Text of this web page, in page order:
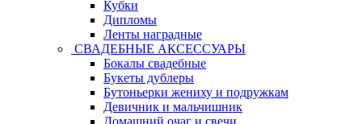
Кубки
Дипломы
Ленты наградные
СВАДЕБНЫЕ АКСЕССУАРЫ
Бокалы свадебные
Букеты дублеры
Бутоньерки жениху и подружкам
Девичник и мальчишник
Домашний очаг и свечи